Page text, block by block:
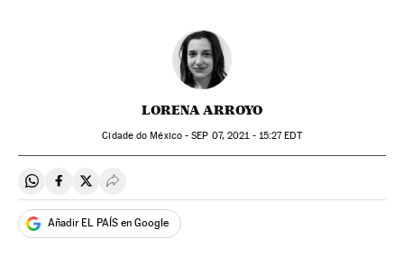
LORENA ARROYO
Cidade do México -SEP 07, 2021 - 15:27EDT
Compartir en Whatsapp
Compartir en Facebook
Compartir en Twitter
Desplegar Redes Sociales
Añadir EL PAÍS en Google